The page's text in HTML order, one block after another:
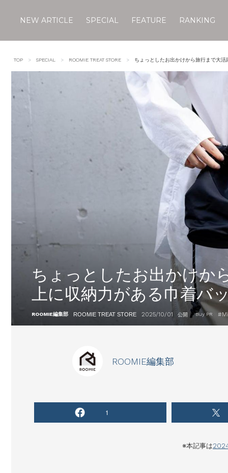
content
NEW ARTICLE SPECIAL FEATURE RANKING
TOP SPECIAL ROOMIE TREAT STORE ちょっとしたお出かけから旅行まで大
ちょっとしたお出かけか
上に収納力がある巾着バ
ROOMIE編集部 ROOMIE TREAT STORE 2025/10/01 公開 Buy PR #
ROOMIE編集部
1
※本記事は